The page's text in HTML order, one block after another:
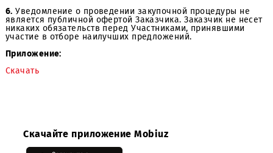
электронных конвертовчерез свои персональные
кабинетыне позднее срока, указанного в объявлении
проведении электронного отбора, по ссылке:
https://etender.uzex.uz/lot/199894
Приложение:
Скачать